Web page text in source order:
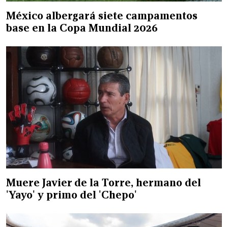
México albergará siete campamentos
base en la Copa Mundial 2026
Muere Javier de la Torre, hermano del
'Yayo' y primo del 'Chepo'